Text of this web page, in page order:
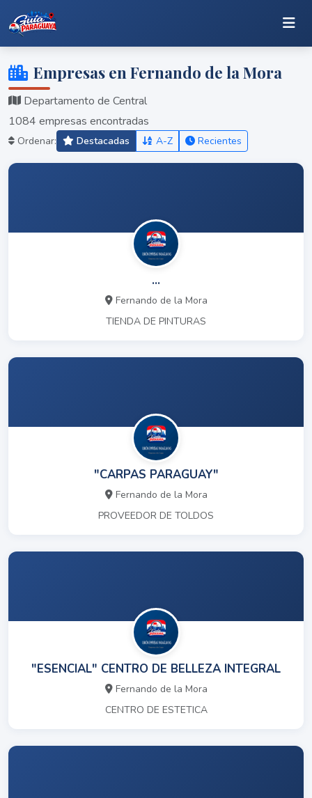
Empresas en Fernando de la Mora
Departamento de Central
1084 empresas encontradas
Ordenar: Destacadas A-Z Recientes
...
Fernando de la Mora
TIENDA DE PINTURAS
"CARPAS PARAGUAY"
Fernando de la Mora
PROVEEDOR DE TOLDOS
"ESENCIAL" CENTRO DE BELLEZA INTEGRAL
Fernando de la Mora
CENTRO DE ESTETICA